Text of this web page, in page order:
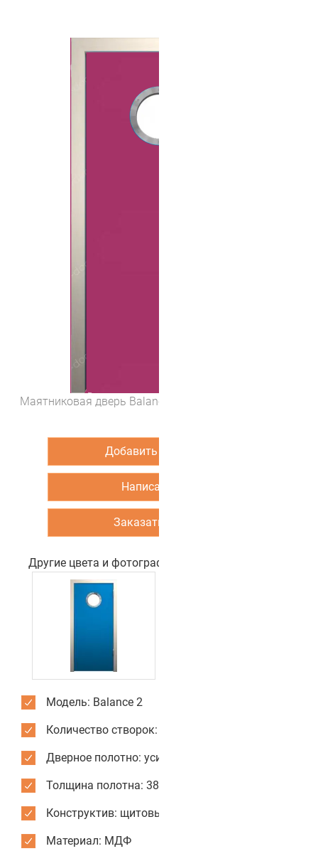
Маятниковая дверь Balance 2 (цвет Темно-розовый)
Добавить в корзину
Написать нам
Заказать звонок
Другие цвета и фотографии двери
Модель: Balance 2
Количество створок: одностворчатые
Дверное полотно: усиленное
Толщина полотна: 38 мм
Конструктив: щитовые двери
Материал: МДФ